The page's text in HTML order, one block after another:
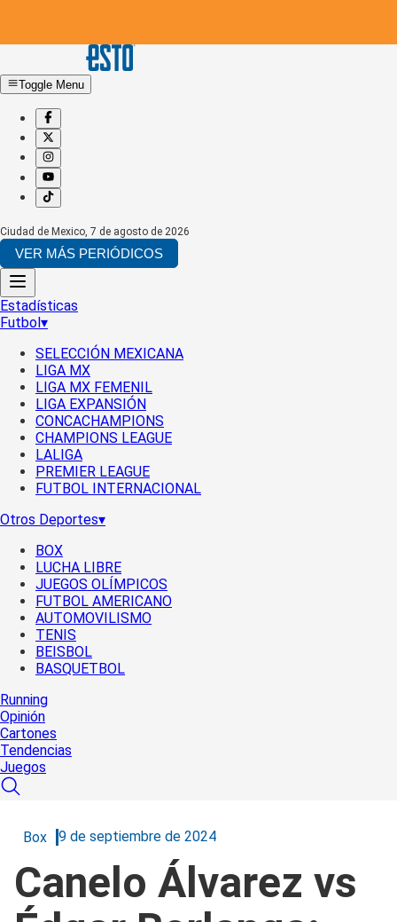
Toggle Menu
Ciudad de Mexico, 7 de agosto de 2026
VER MÁS PERIÓDICOS
Estadísticas
Futbol▾
SELECCIÓN MEXICANA
LIGA MX
LIGA MX FEMENIL
LIGA EXPANSIÓN
CONCACHAMPIONS
CHAMPIONS LEAGUE
LALIGA
PREMIER LEAGUE
FUTBOL INTERNACIONAL
Otros Deportes▾
BOX
LUCHA LIBRE
JUEGOS OLÍMPICOS
FUTBOL AMERICANO
AUTOMOVILISMO
TENIS
BEISBOL
BASQUETBOL
Running
Opinión
Cartones
Tendencias
Juegos
Box 9 de septiembre de 2024
Canelo Álvarez vs